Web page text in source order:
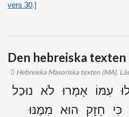
vers 30.]
Den hebreiska texten
Hebreiska Masoriska texten (MA),
עִמּוֹ אָמְרוּ לֹא נוּכַל
חָזָק הוּא מִמֶּנּוּ